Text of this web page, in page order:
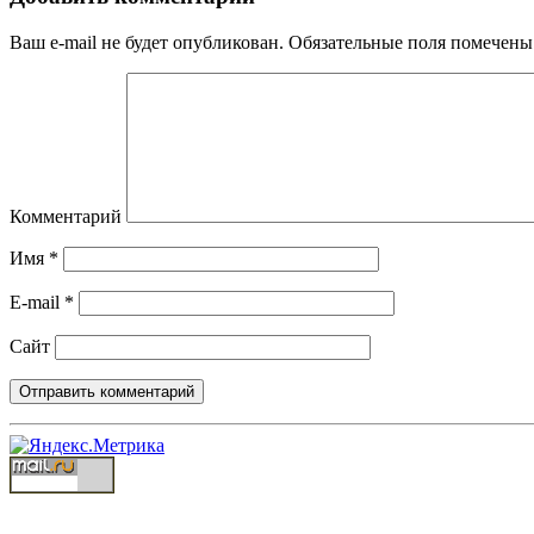
Ваш e-mail не будет опубликован. Обязательные поля
Комментарий
Имя *
E-mail *
Сайт